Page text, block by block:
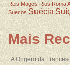
Reis Magos Rios Roma
Suecos Suécia
Mais
A Origem da